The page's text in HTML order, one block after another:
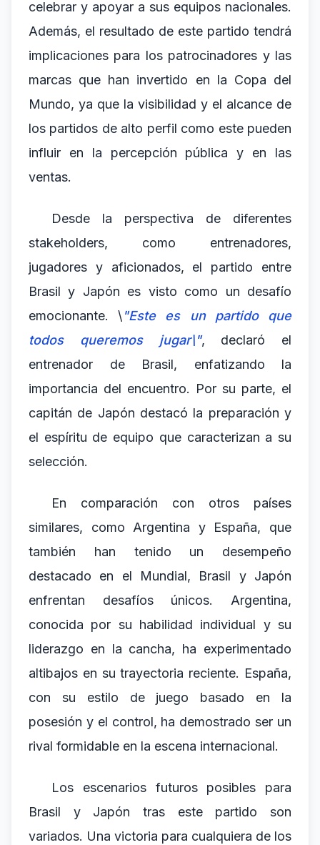
celebrar y apoyar a sus equipos nacionales.
Además, el resultado de este partido tendrá
implicaciones para los patrocinadores y las
marcas que han invertido en la Copa del
Mundo, ya que la visibilidad y el alcance de
los partidos de alto perfil como este pueden
influir en la percepción pública y en las
ventas.
Desde la perspectiva de diferentes
stakeholders, como entrenadores,
jugadores y aficionados, el partido entre
Brasil y Japón es visto como un desafío
emocionante. \"Este es un partido que
todos queremos jugar\", declaró el
entrenador de Brasil, enfatizando la
importancia del encuentro. Por su parte, el
capitán de Japón destacó la preparación y
el espíritu de equipo que caracterizan a su
selección.
En comparación con otros países
similares, como Argentina y España, que
también han tenido un desempeño
destacado en el Mundial, Brasil y Japón
enfrentan desafíos únicos. Argentina,
conocida por su habilidad individual y su
liderazgo en la cancha, ha experimentado
altibajos en su trayectoria reciente. España,
con su estilo de juego basado en la
posesión y el control, ha demostrado ser un
rival formidable en la escena internacional.
Los escenarios futuros posibles para
Brasil y Japón tras este partido son
variados. Una victoria para cualquiera de los